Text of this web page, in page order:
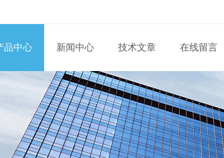
品中心 新闻中心 技术文章 在线留言